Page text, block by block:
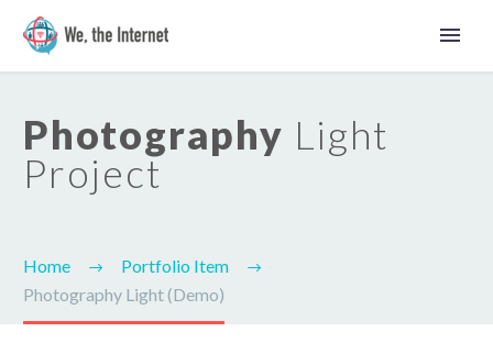
Photography Light
Project
Home
Portfolio Item
Photography Light (Demo)